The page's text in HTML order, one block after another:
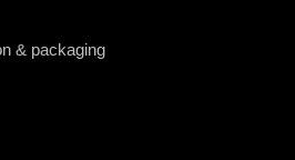
& packaging